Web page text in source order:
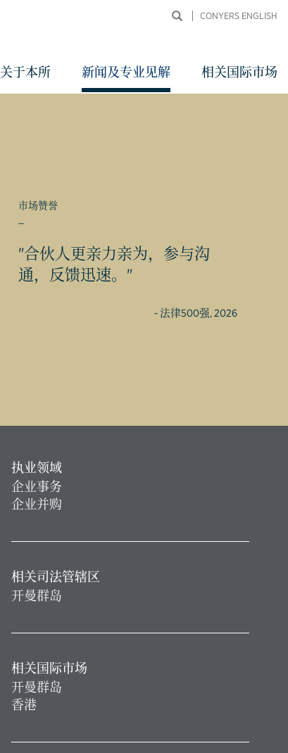
CONYERS ENGLISH
关于本所 新闻及专业见解 相关国际市场
市场赞誉
"合伙人更亲力亲为，参与沟
通，反馈迅速。"
- 法律500强, 2026
执业领域
企业事务
企业并购
相关司法管辖区
开曼群岛
相关国际市场
开曼群岛
香港